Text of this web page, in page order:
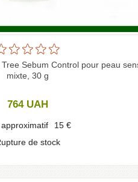
Sebum Control pour peau
mixte, 30 g
764 UAH
approximatif 15 €
de stock